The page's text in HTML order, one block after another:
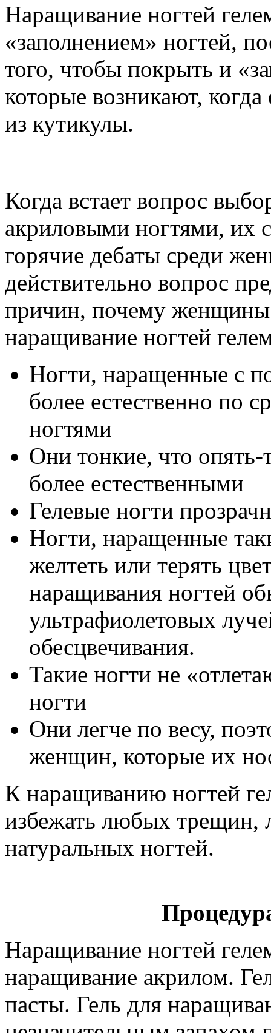
Наращивание ногтей
«заполнением» ногтей,
того, чтобы покрыть и
которые возникают,
из кутикулы.
Когда встает вопрос
акриловыми ногтями, их
горячие дебаты среди
действительно вопрос
причин, почему
наращивание ногтей
Ногти, наращенные с
более естественно по
ногтями
Они тонкие, что опять-
более естественными
Гелевые ногти
Ногти, наращенные
желтеть или терять
наращивания ногтей
ультрафиолетовых
обесцвечивания.
Такие ногти не
ногти
Они легче по весу,
женщин, которые их
К наращиванию ногтей
избежать любых трещин,
натуральных ногтей.
Наращивание ногтей
наращивание акрилом.
пасты. Гель для